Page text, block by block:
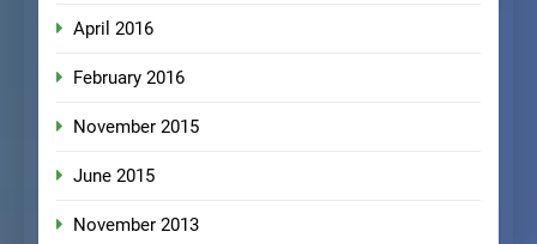
April 2016
February 2016
November 2015
June 2015
November 2013